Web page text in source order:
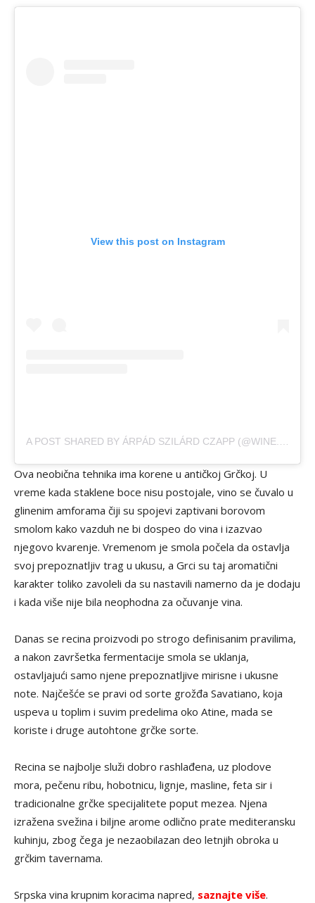
View this post on Instagram
Ova neobična tehnika ima korene u antičkoj Grčkoj. U
vreme kada staklene boce nisu postojale, vino se čuvalo u
glinenim amforama čiji su spojevi zaptivani borovom
smolom kako vazduh ne bi dospeo do vina i izazvao
njegovo kvarenje. Vremenom je smola počela da ostavlja
svoj prepoznatljiv trag u ukusu, a Grci su taj aromatični
karakter toliko zavoleli da su nastavili namerno da je dodaju
i kada više nije bila neophodna za očuvanje vina.
Danas se recina proizvodi po strogo definisanim pravilima,
a nakon završetka fermentacije smola se uklanja,
ostavljajući samo njene prepoznatljive mirisne i ukusne
note. Najčešće se pravi od sorte grožđa Savatiano, koja
uspeva u toplim i suvim predelima oko Atine, mada se
koriste i druge autohtone grčke sorte.
Recina se najbolje služi dobro rashlađena, uz plodove
mora, pečenu ribu, hobotnicu, lignje, masline, feta sir i
tradicionalne grčke specijalitete poput mezea. Njena
izražena svežina i biljne arome odlično prate mediteransku
kuhinju, zbog čega je nezaobilazan deo letnjih obroka u
grčkim tavernama.
Srpska vina krupnim koracima napred, saznajte više.